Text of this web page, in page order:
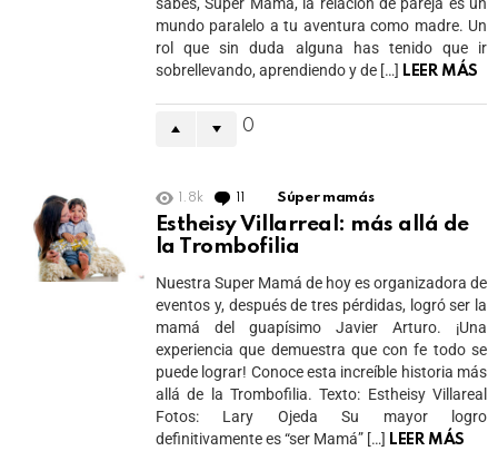
sabes, Súper Mamá, la relación de pareja es un
mundo paralelo a tu aventura como madre. Un
rol que sin duda alguna has tenido que ir
sobrellevando, aprendiendo y de […] LEER MÁS
0
1.8k Comments
Súper mamás
Estheisy Villarreal: más allá de
la Trombofilia
Nuestra Super Mamá de hoy es organizadora de
eventos y, después de tres pérdidas, logró ser la
mamá del guapísimo Javier Arturo. ¡Una
experiencia que demuestra que con fe todo se
puede lograr! Conoce esta increíble historia más
allá de la Trombofilia. Texto: Estheisy Villareal
Fotos: Lary Ojeda Su mayor logro
definitivamente es “ser Mamá” […] LEER MÁS